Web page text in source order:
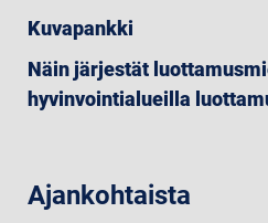
Kuvapankki
Näin järjestät
hyvinvointialueilla
Ajankohtaista